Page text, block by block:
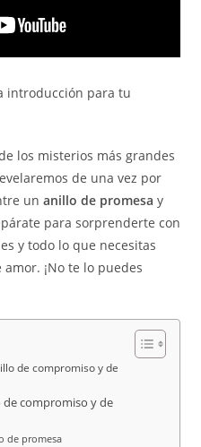
introducción para tu
los misterios más grandes
de una vez por
unanillo de promesa y
para sorprenderte con
y todo lo que necesitas
¡No te lo puedes
de compromiso y de
de compromiso y de
de promesa